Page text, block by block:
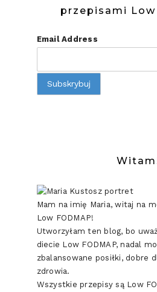
przepisami Low
Email Address
Mam na imię Maria, witaj na
Low FODMAP!
Utworzyłam ten blog, bo
diecie Low FODMAP, nadal
zbalansowane posiłki, dobre
zdrowia.
Wszystkie przepisy są Low